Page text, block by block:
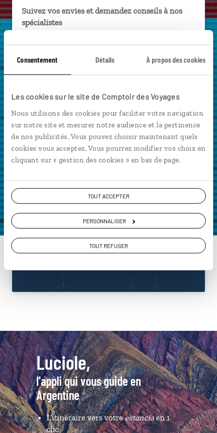
Consentement Détails À propos des cookies
Les cookies sur le site de Comptoir des Voyages
Nous utilisons des cookies pour faciliter votre navigation
sur notre site et mesurer notre audience et la pertinence
de nos publicités. Vous pouvez choisir maintenant quels
cookies vous acceptez. Vous pourrez modifier vos choix en
cliquant sur « gestion des cookies » en bas de page.
TOUT ACCEPTER
PERSONNALISER
TOUT REFUSER
Suivez vos envies et demandez conseils à nos
spécialistes
Ils sauront organiser votre itinéraire au plus
près de vos envies et de la réalité du pays.
Échangez en face à face ou depuis nos studios
téléphone.
Vous gardez le même interlocuteur avant,
pendant et après votre voyage.
ou
Construisez votre voyage avec un spécialiste
Argentine
01 86 95 65 01
Luciole,
l'appli qui vous guide en
Argentine
L’itinéraire vers votreestanciaen 1
clic